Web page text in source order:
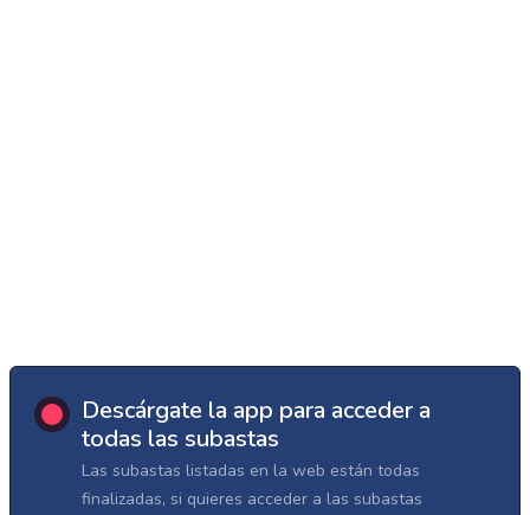
Descárgate la app para acceder a
todas las subastas
Las subastas listadas en la web están todas
finalizadas, si quieres acceder a las subastas